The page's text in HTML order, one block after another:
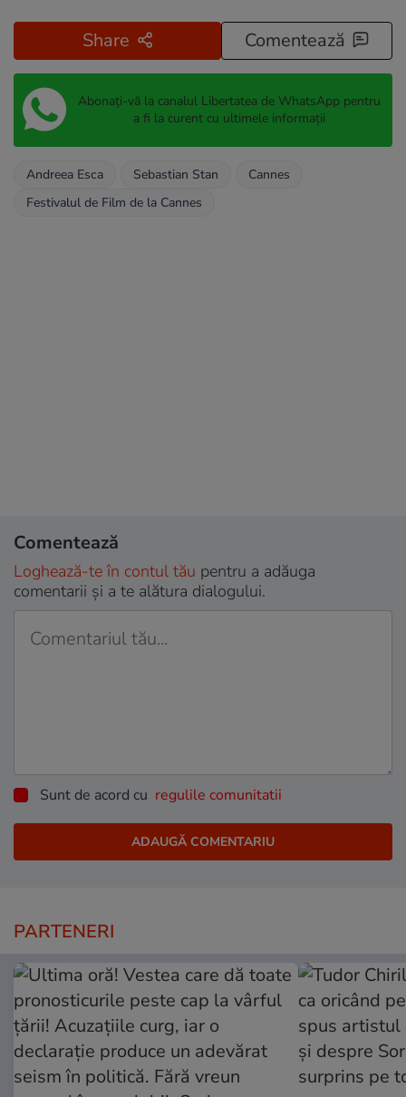
Share Comentează
Abonați-vă la canalul Libertatea de WhatsApp pentru
a fi la curent cu ultimele informații
Andreea Esca Sebastian Stan
Cannes
Festivalul de Film de la Cannes
Comentează
Loghează-te în contul tău pentru a adăuga
comentarii și a te alătura dialogului.
Sunt de acord cu regulile comunitatii
PARTENERI